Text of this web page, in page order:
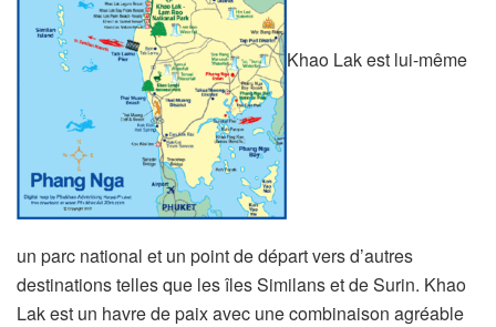
Khao Lak est lui-même
un parc national et un point de départ vers d’autres
destinations telles que les îles Similans et de Surin. Khao
Lak est un havre de paix avec une combinaison agréable